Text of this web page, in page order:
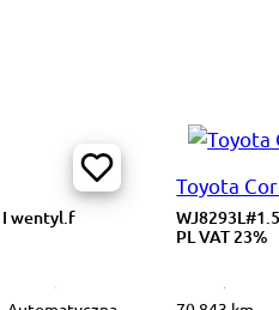
I wentyl.f
Toyota
PL VAT 23%